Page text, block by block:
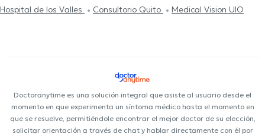
Hospital de los Valles
Consultorio Quito Medical Vision UIO
Doctoranytime es una solución integral que asiste al usuario desde el
momento en que experimenta un síntoma médico hasta el momento en
que se resuelve, permitiéndole encontrar el mejor doctor de su elección,
solicitar orientación a través de chat y hablar directamente con él por